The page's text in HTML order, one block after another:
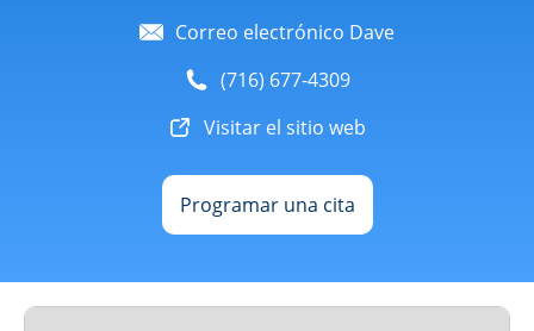
Correo electrónico Dave
(716) 677-4309
Visitar el sitio web
Programar una cita